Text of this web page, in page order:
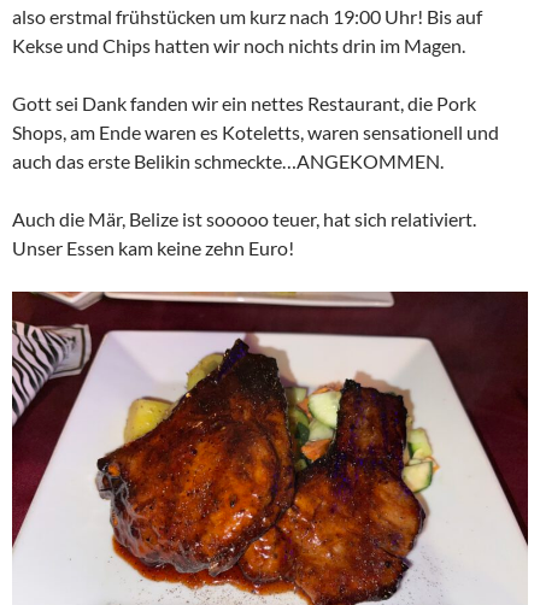
also erstmal frühstücken um kurz nach 19:00 Uhr! Bis auf
Kekse und Chips hatten wir noch nichts drin im Magen.
Gott sei Dank fanden wir ein nettes Restaurant, die Pork
Shops, am Ende waren es Koteletts, waren sensationell und
auch das erste Belikin schmeckte…ANGEKOMMEN.
Auch die Mär, Belize ist sooooo teuer, hat sich relativiert.
Unser Essen kam keine zehn Euro!